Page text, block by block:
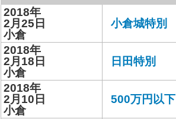
2018年
2月25日
小倉
小倉城特別
2018年
2月18日
小倉
日田特別
2018年
2月10日
小倉
500万円以下